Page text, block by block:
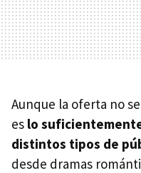
Aunque la oferta no
es lo
distintos tipos de
desde dramas